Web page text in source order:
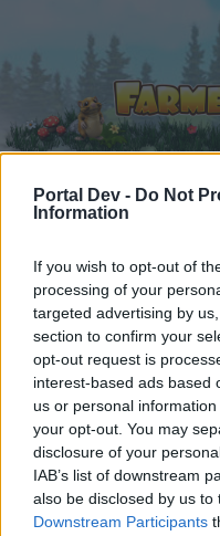
Portal Dev - Do Not
Information
If you wish to opt-out of
processing of your
targeted advertising by
section to confirm your
opt-out request is
interest-based ads based
us or personal
your opt-out. You may
disclosure of your
IAB’s list of downstream
also be disclosed by us to
Downstream Participants
Foren Die
Mitglieder,
gefällt
Liebe(r) Forum-Leser/in,
wenn Du in diesem
Gesprächen
Letzte Beiträge